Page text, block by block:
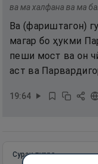
ва ма халфана ва ма
Ва (фариштагон)
магар бо ҳукми
пеши мост ва он
аст ва
19:64
Сураи пурра